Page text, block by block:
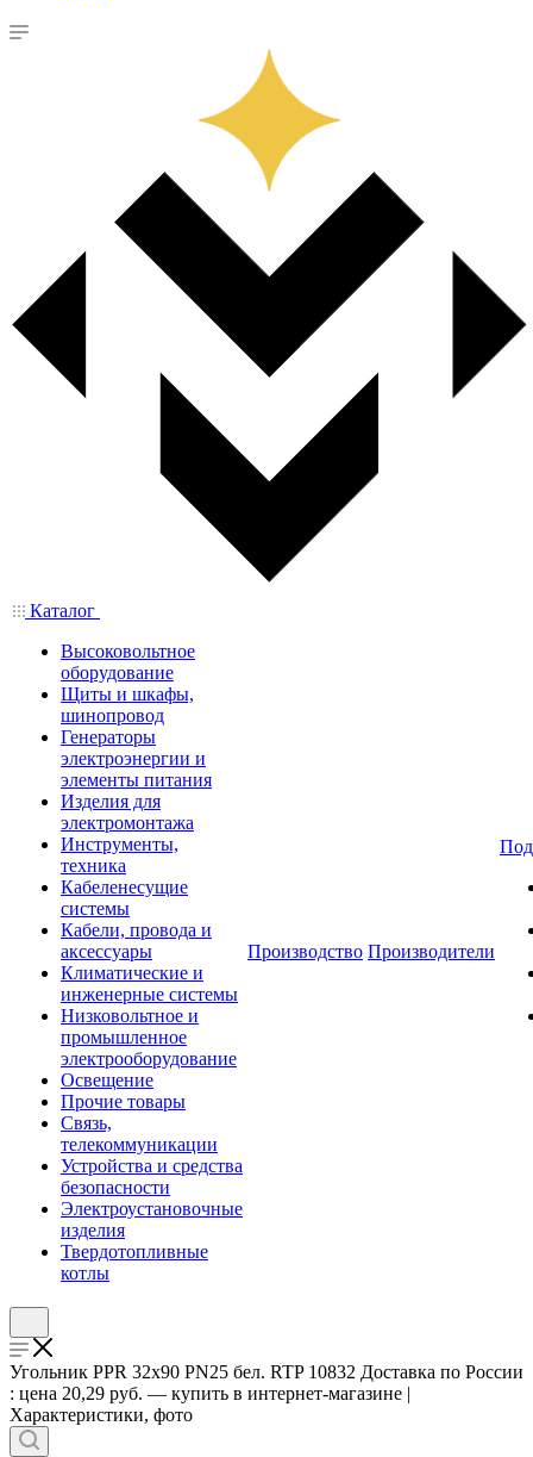
Каталог
Высоковольтное
оборудование
Щиты и шкафы,
шинопровод
Генераторы
электроэнергии и
элементы питания
Изделия для
электромонтажа
Инструменты,
техника
Кабеленесущие
системы
Кабели, провода и
аксессуары
Климатические и
инженерные системы
Низковольтное и
промышленное
электрооборудование
Освещение
Прочие товары
Связь,
телекоммуникации
Устройства и средства
безопасности
Электроустановочные
изделия
Твердотопливные
котлы
Производство Производители
Угольник PPR 32х90 PN25 бел. RTP 10832 Доставка по России
: цена 20,29 руб. — купить в интернет-магазине |
Характеристики, фото